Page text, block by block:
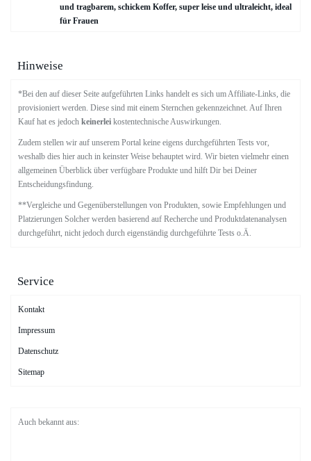
und tragbarem, schickem Koffer, super leise und ultraleicht, ideal
für Frauen
Hinweise
*Bei den auf dieser Seite aufgeführten Links handelt es sich um Affiliate-Links, die
provisioniert werden. Diese sind mit einem Sternchen gekennzeichnet. Auf Ihren
Kauf hat es jedoch keinerlei kostentechnische Auswirkungen.
Zudem stellen wir auf unserem Portal keine eigens durchgeführten Tests vor,
weshalb dies hier auch in keinster Weise behauptet wird. Wir bieten vielmehr einen
allgemeinen Überblick über verfügbare Produkte und hilft Dir bei Deiner
Entscheidungsfindung.
**Vergleiche und Gegenüberstellungen von Produkten, sowie Empfehlungen und
Platzierungen Solcher werden basierend auf Recherche und Produktdatenanalysen
durchgeführt, nicht jedoch durch eigenständig durchgeführte Tests o.Ä.
Service
Kontakt
Impressum
Datenschutz
Sitemap
Auch bekannt aus: